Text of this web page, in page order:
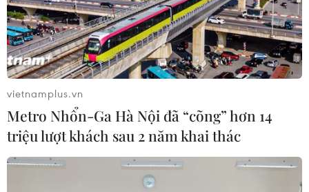
vietnamplus.vn
Metro Nhổn-Ga Hà Nội đã “cõng” hơn 14
triệu lượt khách sau 2 năm khai thác